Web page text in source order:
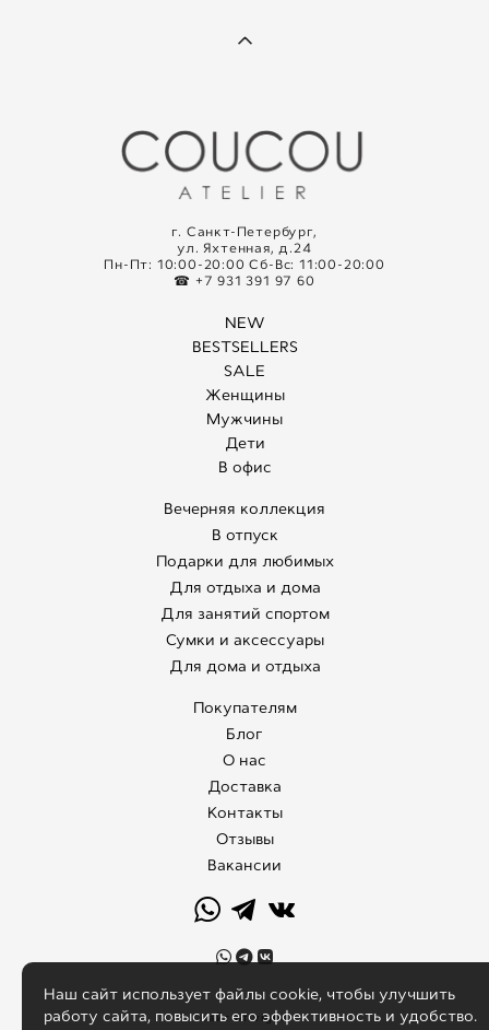
г. Санкт-Петербург,
ул. Яхтенная, д.24
Пн-Пт: 10:00-20:00 Сб-Вс: 11:00-20:00
☎ +7 931 391 97 60
NEW
BESTSELLERS
SALE
Женщины
Мужчины
Дети
В офис
Вечерняя коллекция
В отпуск
Подарки для любимых
Для отдыха и дома
Для занятий спортом
Сумки и аксессуары
Для дома и отдыха
Покупателям
Блог
О нас
Доставка
Контакты
Отзывы
Вакансии
сайт от vigbo
Наш сайт использует файлы cookie, чтобы улучшить
работу сайта, повысить его эффективность и удобство.